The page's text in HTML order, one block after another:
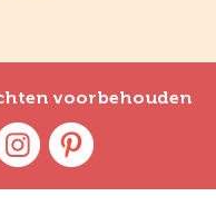
voorbehouden